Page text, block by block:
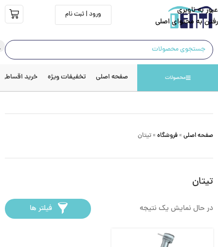
عبور به ناوبری
رفتن به محتوای اصلی
ورود | ثبت نام
محصولات صفحه اصلی تخفیفات ویژه خرید اقساطی
صفحه اصلی » فروشگاه » تیتان
تیتان
در حال نمایش یک نتیجه فیلتر ها